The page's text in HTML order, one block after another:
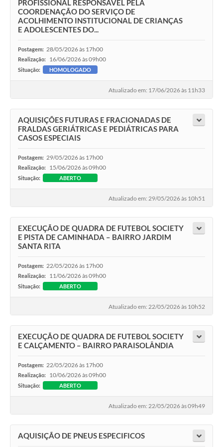
PROFISSIONAL RESPONSÁVEL PELA
COORDENAÇÃO DO SERVIÇO DE
ACOLHIMENTO INSTITUCIONAL DE CRIANÇAS
E ADOLESCENTES DO...
Postagem: 28/05/2026 às 17h00
Realização: 16/06/2026 às 09h00
Situação: HOMOLOGADO
Atualizado em: 17/06/2026 às 11h33
AQUISIÇÕES FUTURAS E FRACIONADAS DE
FRALDAS GERIÁTRICAS E PEDIÁTRICAS PARA
CASOS ESPECIAIS
Postagem: 29/05/2026 às 17h00
Realização: 15/06/2026 às 09h00
Situação: ABERTO
Atualizado em: 29/05/2026 às 10h51
EXECUÇÃO DE QUADRA DE FUTEBOL SOCIETY
E PISTA DE CAMINHADA – BAIRRO JARDIM
SANTA RITA
Postagem: 22/05/2026 às 17h00
Realização: 11/06/2026 às 09h00
Situação: ABERTO
Atualizado em: 22/05/2026 às 10h52
EXECUÇÃO DE QUADRA DE FUTEBOL SOCIETY
E CALÇAMENTO – BAIRRO PARAISOLÂNDIA
Postagem: 22/05/2026 às 17h00
Realização: 10/06/2026 às 09h00
Situação: ABERTO
Atualizado em: 22/05/2026 às 09h49
AQUISIÇÃO DE PNEUS ESPECIFICOS